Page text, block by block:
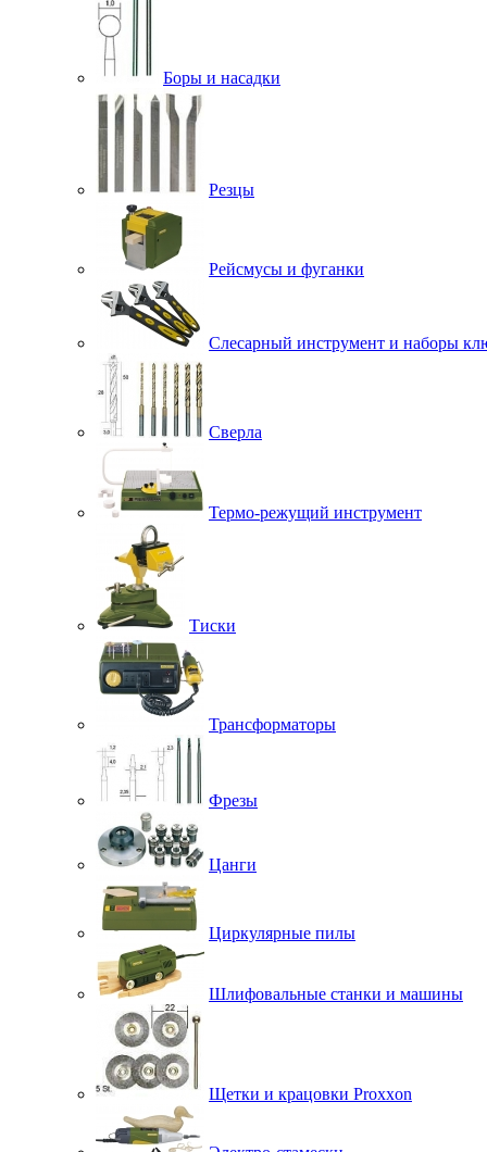
Боры и насадки
Резцы
Рейсмусы и фуганки
Слесарный инструмент и наборы
Сверла
Термо-режущий инструмент
Тиски
Трансформаторы
Фрезы
Цанги
Циркулярные пилы
Шлифовальные станки и машины
Щетки и крацовки Proxxon